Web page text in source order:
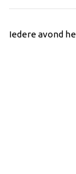
Iedere avond